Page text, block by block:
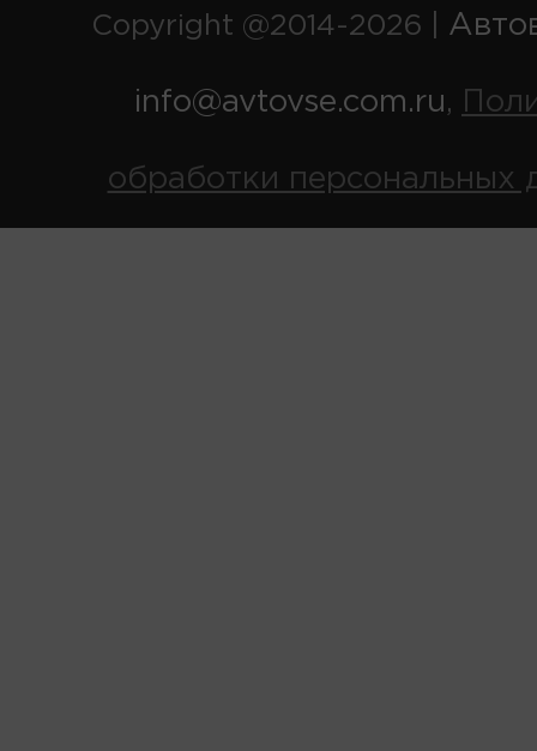
Copyright @2014-2026 |
info@avtovse.com.ru,
обработки персональных